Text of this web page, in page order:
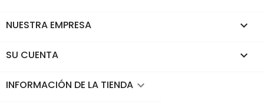
NUESTRA EMPRESA 
SU CUENTA 
INFORMACIÓN DE LA TIENDA keyboard_arrow_down